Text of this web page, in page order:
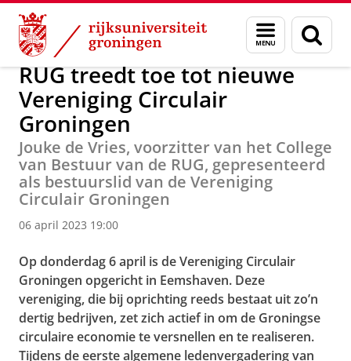
Skip
Content
Skip
Navigation
Menu
en
zoeken
Over ons Actueel Nieuws Nieuwsberichten
RUG treedt toe tot nieuwe
Vereniging Circulair
Groningen
Jouke de Vries, voorzitter van het College
van Bestuur van de RUG, gepresenteerd
als bestuurslid van de Vereniging
Circulair Groningen
06 april 2023 19:00
Op donderdag 6 april is de Vereniging Circulair
Groningen opgericht in Eemshaven. Deze
vereniging, die bij oprichting reeds bestaat uit zo’n
dertig bedrijven, zet zich actief in om de Groningse
circulaire economie te versnellen en te realiseren.
Tijdens de eerste algemene ledenvergadering van